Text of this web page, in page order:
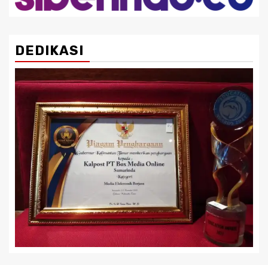
DEDIKASI